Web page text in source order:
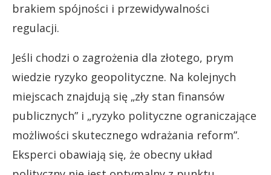
brakiem spójności i przewidywalności
regulacji.
Jeśli chodzi o zagrożenia dla złotego, prym
wiedzie ryzyko geopolityczne. Na kolejnych
miejscach znajdują się „zły stan finansów
publicznych” i „ryzyko polityczne ograniczające
możliwości skutecznego wdrażania reform”.
Eksperci obawiają się, że obecny układ